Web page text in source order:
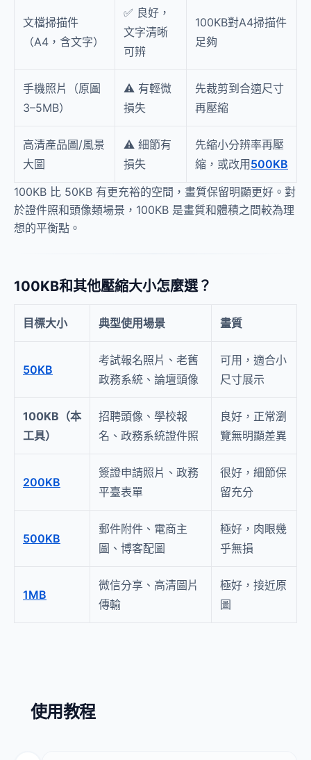
文檔掃描件
（A4，含文字）
✅ 良好，
文字清晰
可辨
100KB對A4掃描件
足夠
手機照片（原圖
3–5MB）
⚠️ 有輕微
損失
先裁剪到合適尺寸
再壓縮
高清產品圖/風景
大圖
⚠️ 細節有
損失
先縮小分辨率再壓
縮，或改用 500KB
100KB 比 50KB 有更充裕的空間，畫質保留明顯更好。對
於證件照和頭像類場景，100KB 是畫質和體積之間較為理
想的平衡點。
100KB和其他壓縮大小怎麼選？
目標大小 典型使用場景 畫質
50KB
考試報名照片、老舊
政務系統、論壇頭像
可用，適合小
尺寸展示
100KB（本
工具）
招聘頭像、學校報
名、政務系統證件照
良好，正常瀏
覽無明顯差異
200KB
簽證申請照片、政務
平臺表單
很好，細節保
留充分
500KB
郵件附件、電商主
圖、博客配圖
極好，肉眼幾
乎無損
1MB
微信分享、高清圖片
傳輸
極好，接近原
圖
使用教程